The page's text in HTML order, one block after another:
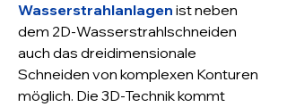
Wasserstrahlanlagen ist neben
dem 2D-Wasserstrahlschneiden
auch das dreidimensionale
Schneiden von komplexen Konturen
möglich. Die 3D-Technik kommt